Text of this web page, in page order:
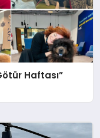
Haftası”